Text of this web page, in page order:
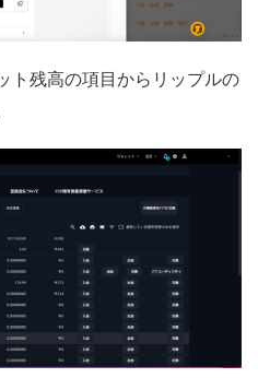
ト残高の項目からリップルの